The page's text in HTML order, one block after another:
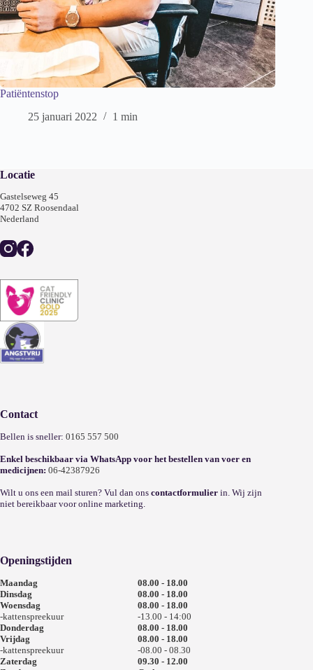
Patiëntenstop
25 januari 2022
1 min
Locatie
Gastelseweg 45
4702 SZ Roosendaal
Nederland
Contact
Bellen is sneller: 0165 557 500
Enkel beschikbaar via WhatsApp voor het bestellen van voer en
medicijnen: 06-42387926
Wilt u ons een mail sturen? Vul dan ons contactformulier in. Wij zijn
niet bereikbaar voor online marketing.
Openingstijden
Maandag
Dinsdag
Woensdag
-kattenspreekuur
Donderdag
Vrijdag
-kattenspreekuur
Zaterdag
08.00 - 18.00
08.00 - 18.00
08.00 - 18.00
-13.00 - 14:00
08.00 - 18.00
08.00 - 18.00
-08.00 - 08.30
09.30 - 12.00